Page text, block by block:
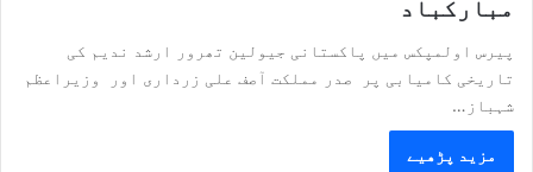
مبارکباد
پیرس اولمپکس میں پاکستانی جیولین تھرور ارشد ندیم کی
تاریخی کامیابی پر صدر مملکت آصف علی زرداری اور وزیراعظم
شہباز…
مزید پڑھیے